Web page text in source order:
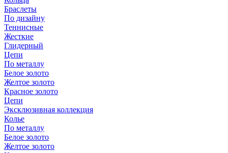
Браслеты
По дизайну
Теннисные
Жесткие
Глидерный
Цепи
По металлу
Белое золото
Желтое золото
Красное золото
Цепи
Эксклюзивная коллекция
Колье
По металлу
Белое золото
Желтое золото